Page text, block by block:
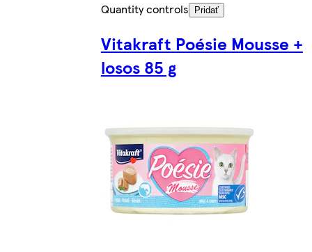
Quantity controls
Pridať
Vitakraft Poésie Mousse +
losos 85 g